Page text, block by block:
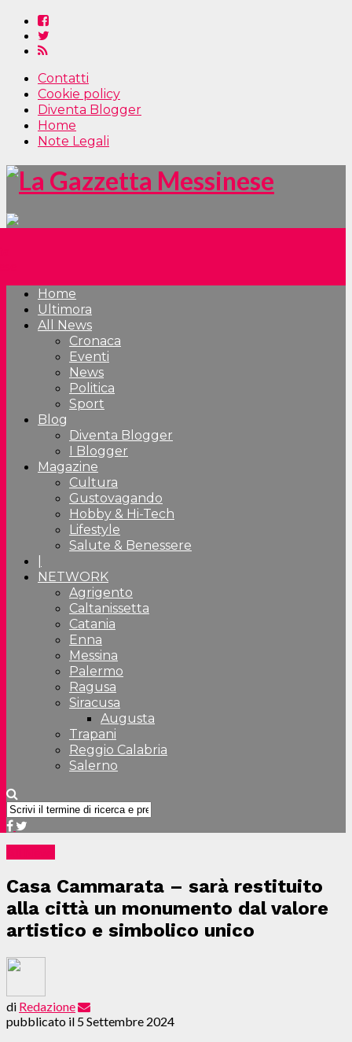
Contatti
Cookie policy
Diventa Blogger
Home
Note Legali
Home
Ultimora
All News
Cronaca
Eventi
News
Politica
Sport
Blog
Diventa Blogger
I Blogger
Magazine
Cultura
Gustovagando
Hobby & Hi-Tech
Lifestyle
Salute & Benessere
NETWORK
Agrigento
Caltanissetta
Catania
Enna
Messina
Palermo
Ragusa
Siracusa
Augusta
Trapani
Reggio Calabria
Salerno
Casa Cammarata – sarà restituito
alla città un monumento dal valore
artistico e simbolico unico
di Redazione
pubblicato il 5 Settembre 2024